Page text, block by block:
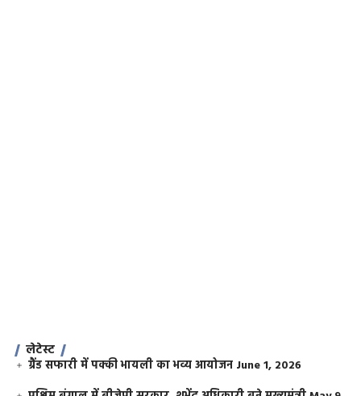
लेटेस्ट
ग्रैंड सफारी में पक्की भायली का भव्य आयोजन June 1, 2026